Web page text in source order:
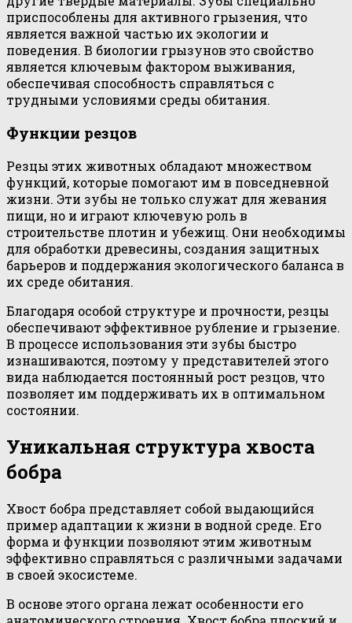
приспособлены для активного грызения, что
является важной частью их экологии и
поведения. В биологии грызунов это свойство
является ключевым фактором выживания,
обеспечивая способность справляться с
трудными условиями среды обитания.
Функции резцов
Резцы этих животных обладают множеством
функций, которые помогают им в повседневной
жизни. Эти зубы не только служат для жевания
пищи, но и играют ключевую роль в
строительстве плотин и убежищ. Они необходимы
для обработки древесины, создания защитных
барьеров и поддержания экологического баланса в
их среде обитания.
Благодаря особой структуре и прочности, резцы
обеспечивают эффективное рубление и грызение.
В процессе использования эти зубы быстро
изнашиваются, поэтому у представителей этого
вида наблюдается постоянный рост резцов, что
позволяет им поддерживать их в оптимальном
состоянии.
Уникальная структура хвоста
бобра
Хвост бобра представляет собой выдающийся
пример адаптации к жизни в водной среде. Его
форма и функции позволяют этим животным
эффективно справляться с различными задачами
в своей экосистеме.
В основе этого органа лежат особенности его